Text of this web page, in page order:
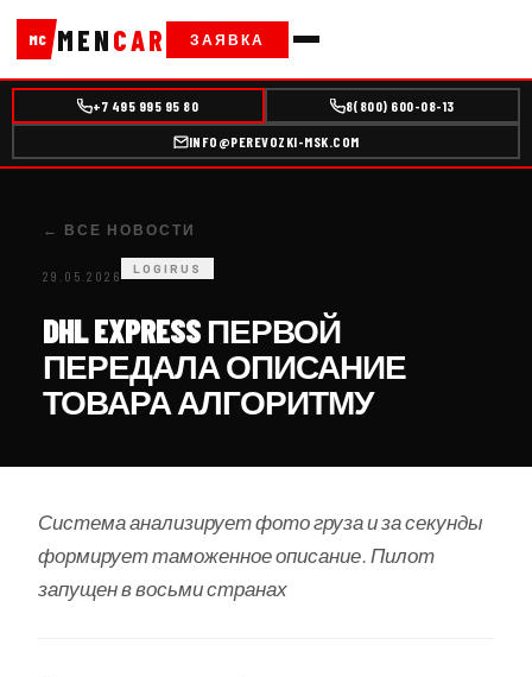
MC MENCAR ЗАЯВКА
+7 495 995 95 80 8(800) 600-08-13
INFO@PEREVOZKI-MSK.COM
← ВСЕ НОВОСТИ
29.05.2026 LOGIRUS
DHL EXPRESS ПЕРВОЙ
ПЕРЕДАЛА ОПИСАНИЕ
ТОВАРА АЛГОРИТМУ
Система анализирует фото груза и за секунды
формирует таможенное описание. Пилот
запущен в восьми странах